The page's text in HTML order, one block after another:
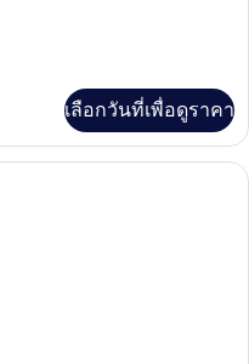
เลือกวันที่เพื่อดูราคา